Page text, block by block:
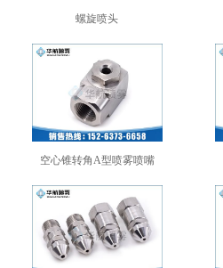
螺旋喷头
空心锥转角A型喷雾喷嘴